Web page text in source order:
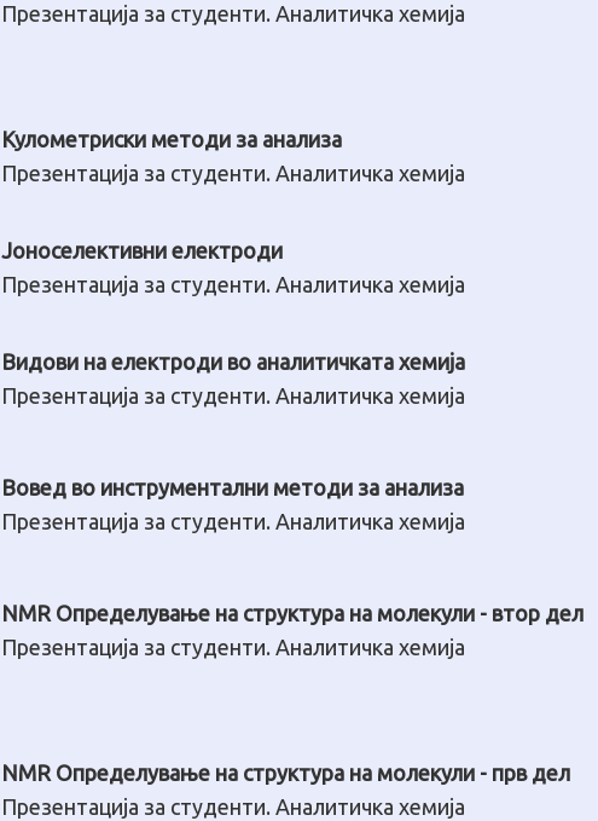
Презентација за студенти. Аналитичка хемија
Кулометриски методи за анализа
Презентација за студенти. Аналитичка хемија
Јоноселективни електроди
Презентација за студенти. Аналитичка хемија
Видови на електроди во аналитичката хемија
Презентација за студенти. Аналитичка хемија
Вовед во инструментални методи за анализа
Презентација за студенти. Аналитичка хемија
NMR Определување на структура на молекули - втор дел
Презентација за студенти. Аналитичка хемија
NMR Определување на структура на молекули - прв дел
Презентација за студенти. Аналитичка хемија